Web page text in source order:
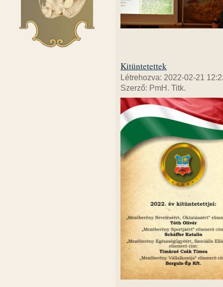
Kitüntetettek
Létrehozva: 2022-02-21
Szerző: PmH. Titk.